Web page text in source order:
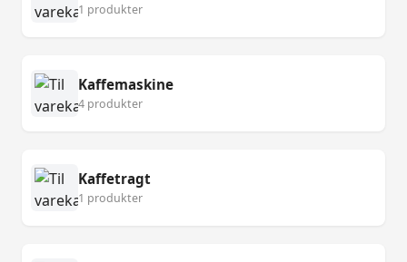
1 produkter
Kaffemaskine
4 produkter
Kaffetragt
1 produkter